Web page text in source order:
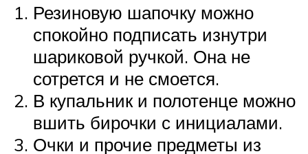
Резиновую шапочку можно
спокойно подписать изнутри
шариковой ручкой. Она не
сотрется и не смоется.
В купальник и полотенце можно
вшить бирочки с инициалами.
Очки и прочие предметы из